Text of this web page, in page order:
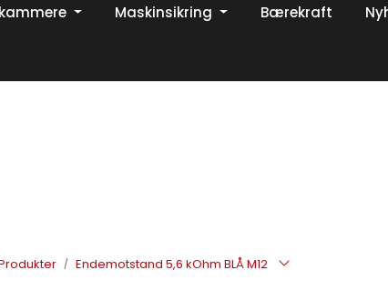
Maskinsikring Bærekraft
Endemotstand 5,6 kOhm BLÅ M12